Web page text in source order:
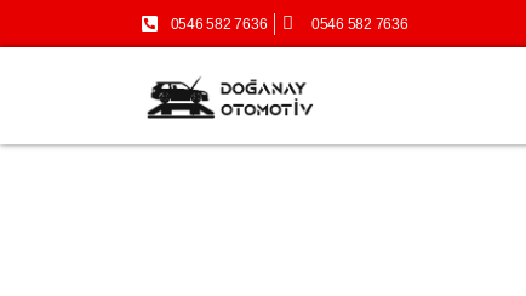
0546 582 7636 0546 582 7636